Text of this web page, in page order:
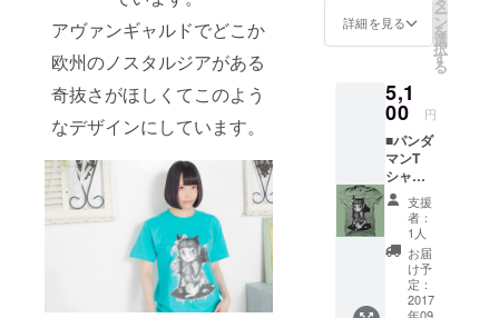
アヴァンギャルドでどこか
欧州のノスタルジアがある
奇抜さがほしくてこのよう
なデザインにしています。
「STARted
」が応募さ
ムを製造し
ます。そし
てクラウド
ファンディ
ングで⽀援
者が集まっ
たら商品化
ためお
得で
詳細を見る
タ
ー
ン
を
選
択
す
る
5,1
00 円
■パンダ
マンT
シャ
ツ 1着
予定一
般販売
価格は
5600円
（税
込）の
支援
者：
1人
お届
け予
定：
2017